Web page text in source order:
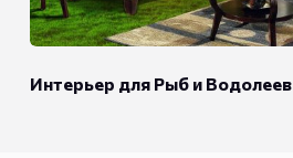
Интерьер для Рыб и Водолеев